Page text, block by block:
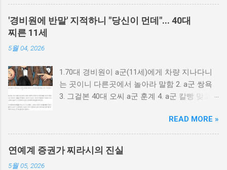
'경비원에 반말' 지적하니 "당신이 먼데"... 40대
찌른 11세
5월 04, 2026
1.70대 경비원이 a군(11세)에게 차량 지나다니
는 곳이니 다른곳에서 놀아라 말함 2. a군 쌍욕
3. 그걸본 40대 오씨 a군 훈계 4. a군 칼빵 맞고
배를 찌름 6. 다행이 중상 면함 7. a군 친구가 폭
행 당했다며으로 오씨를 신고 8. a군 아동 학대
로 오씨 고소 9. 40대 오씨 피해자 이면서 피의자
신분으로 경찰 조사
READ MORE »
연예계 증권가 찌라시의 진실
5월 05, 2026